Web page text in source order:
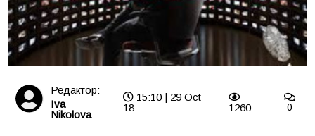
Редактор:
Iva
Nikolova
15:10 | 29 Oct
18
1260 0